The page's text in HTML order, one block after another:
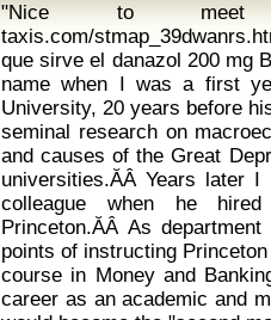
"Nice to meet
taxis.com/
que sirve el danazol 200 mg Ben Bernanke was already a household
name when I was a first
University, 20 years before
seminal research on
and causes of the Great
universities.ĂÂ Years later
colleague when he
Princeton.ĂÂ As
points of instructing
course in Money and
career as an academic and